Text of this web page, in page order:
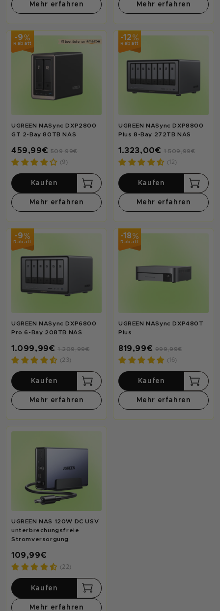
Mehr erfahren Mehr erfahren
UGREEN NASync DXP2800
GT 2-Bay 80TB NAS
459,99€ 509,99€
(9)
Mehr erfahren
Kaufen
-9%
Rabatt
UGREEN NASync DXP8800
Plus 8-Bay 272TB NAS
1.323,00€ 1.509,99€
(12)
Mehr erfahren
Kaufen
-12%
Rabatt
UGREEN NASync DXP6800
Pro 6-Bay 208TB NAS
1.099,99€ 1.209,99€
(23)
Mehr erfahren
Kaufen
-9%
Rabatt
UGREEN NASync DXP480T
Plus
819,99€ 999,99€
(16)
Mehr erfahren
Kaufen
-18%
Rabatt
UGREEN NAS 120W DC USV
unterbrechungsfreie
Stromversorgung
109,99€
(22)
Mehr erfahren
Kaufen